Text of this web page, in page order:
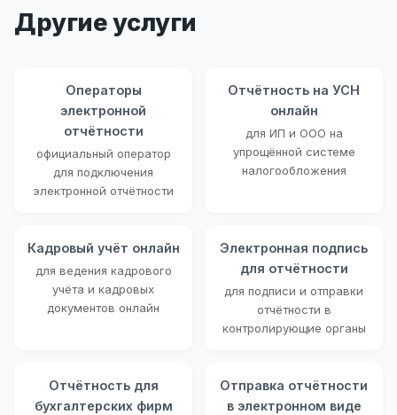
Другие услуги
Операторы
электронной
отчётности
официальный оператор
для подключения
электронной отчётности
Отчётность на УСН
онлайн
для ИП и ООО на
упрощённой системе
налогообложения
Кадровый учёт онлайн
для ведения кадрового
учёта и кадровых
документов онлайн
Электронная подпись
для отчётности
для подписи и отправки
отчётности в
контролирующие органы
Отчётность для
бухгалтерских фирм
Отправка отчётности
в электронном виде